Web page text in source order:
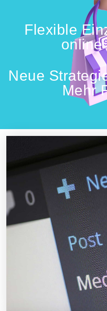
Flexible
online
Neue
Mehr